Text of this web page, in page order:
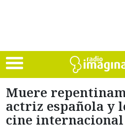
Muere
actriz española y
cine internacional